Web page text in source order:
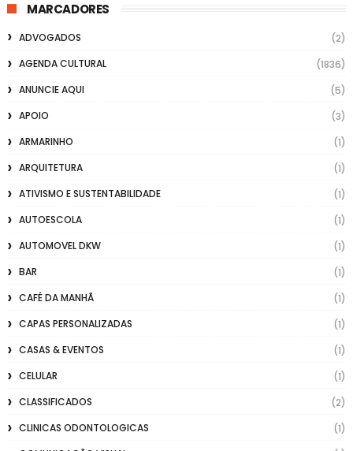
MARCADORES
ADVOGADOS
(2)
AGENDA CULTURAL
(1836)
ANUNCIE AQUI
(5)
APOIO
(3)
ARMARINHO
(1)
ARQUITETURA
(1)
ATIVISMO E SUSTENTABILIDADE
(1)
AUTOESCOLA
(1)
AUTOMOVEL DKW
(1)
BAR
(1)
CAFÉ DA MANHÃ
(1)
CAPAS PERSONALIZADAS
(1)
CASAS & EVENTOS
(1)
CELULAR
(1)
CLASSIFICADOS
(2)
CLINICAS ODONTOLOGICAS
(1)